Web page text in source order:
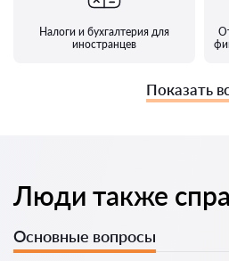
Налоги и бухгалтерия для
иностранцев
Показать
Люди также
Основные вопросы